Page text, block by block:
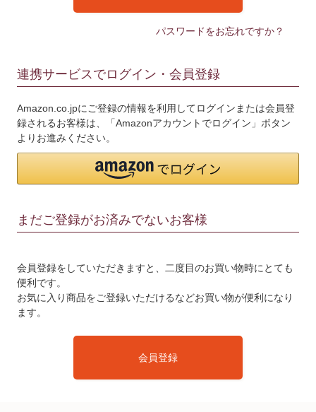
パスワードをお忘れですか？
連携サービスでログイン・会員登録
Amazon.co.jpにご登録の情報を利用してログインまたは会員登
録されるお客様は、「Amazonアカウントでログイン」ボタン
よりお進みください。
まだご登録がお済みでないお客様
会員登録をしていただきますと、二度目のお買い物時にとても
便利です。
お気に入り商品をご登録いただけるなどお買い物が便利になり
ます。
会員登録